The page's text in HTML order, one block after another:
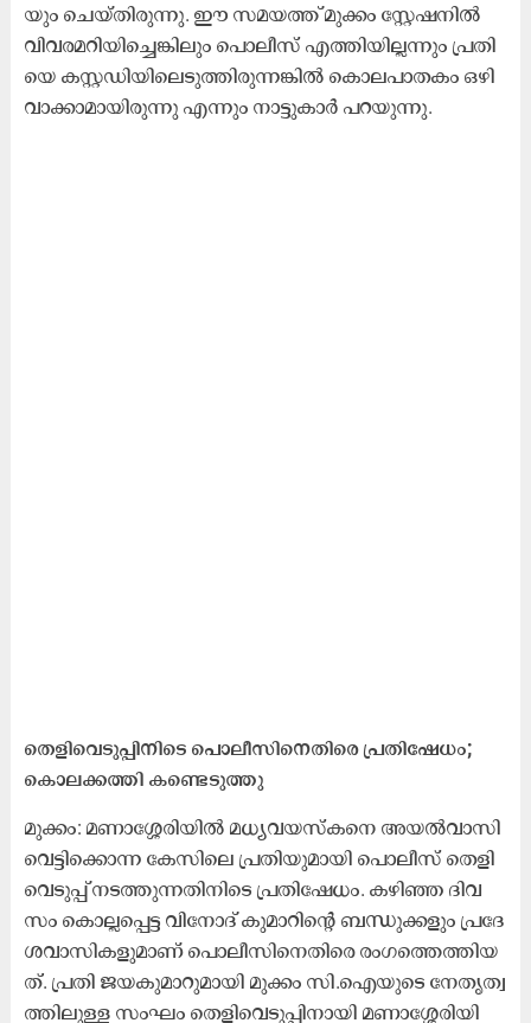
യും ചെ​യ്തി​രു​ന്നു. ഈ ​സ​മ​യ​ത്ത് മു​ക്കം സ്റ്റേ​ഷ​നി​ൽ
വി​വ​ര​മ​റി​യി​ച്ചെ​ങ്കി​ലും പൊ​ലീ​സ് എ​ത്തി​യി​ല്ല​ന്നും പ്ര​തി​
യെ ക​സ്റ്റ​ഡി​യി​ലെ​ടു​ത്തി​രു​ന്ന​ങ്കി​ൽ കൊ​ല​പാ​ത​കം ഒ​ഴി​
വാ​ക്കാ​മാ​യി​രു​ന്നു എ​ന്നും നാ​ട്ടു​കാ​ർ പ​റ​യു​ന്നു.
തെ​ളി​വെ​ടു​പ്പി​നി​ടെ പൊ​ലീ​സി​നെ​തി​രെ പ്ര​തി​ഷേ​ധം;
കൊ​ല​ക്ക​ത്തി ക​ണ്ടെ​ടു​ത്തു
മു​ക്കം: മ​ണാ​ശ്ശേ​രി​യി​ൽ മ​ധ്യ​വ​യ​സ്ക​നെ അ​യ​ൽ​വാ​സി
വെ​ട്ടി​ക്കൊ​ന്ന കേ​സി​ലെ പ്ര​തി​യു​മാ​യി പൊ​ലീ​സ് തെ​ളി​
വെ​ടു​പ്പ് ന​ട​ത്തു​ന്ന​തി​നി​ടെ പ്ര​തി​ഷേ​ധം. ക​ഴി​ഞ്ഞ ദി​വ​
സം കൊ​ല്ല​പ്പെ​ട്ട വി​നോ​ദ് കു​മാ​റി​ന്റെ ബ​ന്ധു​ക്ക​ളും പ്ര​ദേ​
ശ​വാ​സി​ക​ളു​മാ​ണ് പൊ​ലീ​സി​നെ​തി​രെ രം​ഗ​ത്തെ​ത്തി​യ​
ത്. പ്ര​തി ജ​യ​കു​മാ​റു​മാ​യി മു​ക്കം സി.​ഐ​യു​ടെ നേ​തൃ​ത്വ​
ത്തി​ലു​ള്ള സം​ഘം തെ​ളി​വെ​ടു​പ്പി​നാ​യി മ​ണാ​ശ്ശേ​രി​യി​